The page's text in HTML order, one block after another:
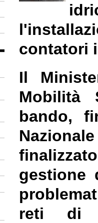
contatori
Il
Mobilità
bando,
gestione
reti di